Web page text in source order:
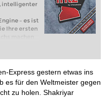
intelligenter
– es ist
Ihre ersten
machen
Mit
und
Express gestern etwas ins
es für den Weltmeister gegen
zu holen. Shakriyar